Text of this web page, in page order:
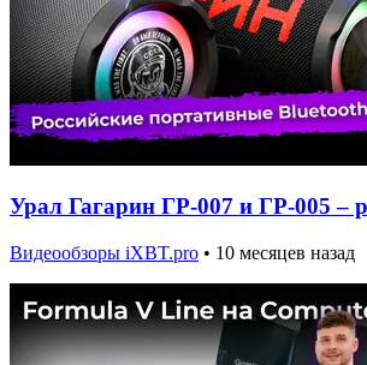
Урал Гагарин ГР-007 и ГР-005 –
Видеообзоры iXBT.pro • 10 месяцев назад